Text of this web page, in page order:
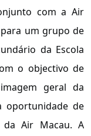
com a Air
um grupo de
da Escola
o objectivo de
geral da
oportunidade de
da Air Macau. A